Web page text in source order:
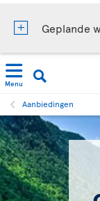
Geplande
Menu
Aanbiedingen